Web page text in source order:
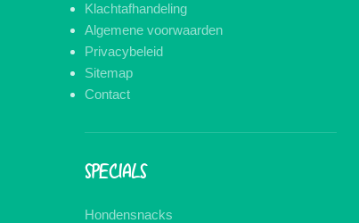
Klachtafhandeling
Algemene voorwaarden
Privacybeleid
Sitemap
Contact
SPECIALS
Hondensnacks